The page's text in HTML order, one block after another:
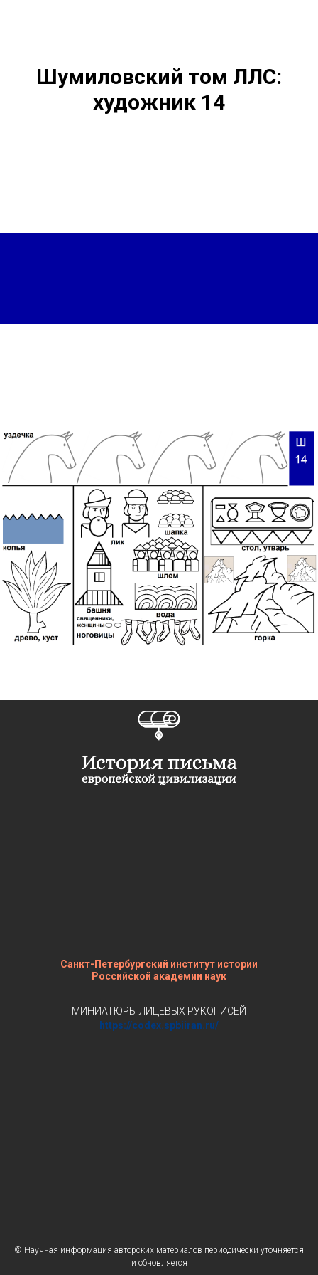
Шумиловский том ЛЛС:
художник 14
Санкт-Петербургский институт истории
Российской академии наук
МИНИАТЮРЫ ЛИЦЕВЫХ РУКОПИСЕЙ
https://codex.spbiiran.ru/
© Научная информация авторских материалов периодически уточняется
и обновляется